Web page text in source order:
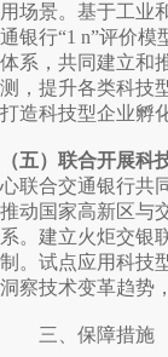
用场景。基于工业
通银行“1 n”评价
体系，共同建立和
测，提升各类科技
打造科技型企业孵
（五）联合开展科
心联合交通银行共
推动国家高新区与
系。建立火炬交银
制。试点应用科技
洞察技术变革趋势
三、保障措施